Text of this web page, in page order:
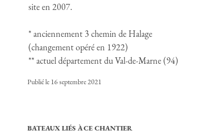
site en 2007.
* anciennement 3 chemin de Halage
(changement opéré en 1922)
** actuel département du Val-de-Marne (94)
Publié le 16 septembre 2021
BATEAUX LIÉS À CE CHANTIER